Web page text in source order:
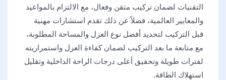
التقنيات لضمان تركيب متقن وفعال، مع الالتزام بالمواعيد
والمعايير العالمية، فضلاً عن ذلك تقدم استشارات مهنية
قبل التركيب لتحديد أفضل نوع العزل والمساحة المطلوبة،
مع متابعة ما بعد التركيب لضمان كفاءة العزل واستمراريته
لفترات طويلة وتحقيق أعلى درجات الراحة الداخلية وتقليل
استهلاك الطاقة.